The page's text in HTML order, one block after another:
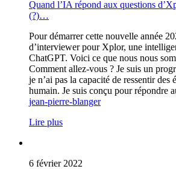
Quand l’IA répond aux questions
(?)…
Pour démarrer cette nouvelle année
d’interviewer pour Xplor, une
ChatGPT. Voici ce que nous nous
Comment allez-vous ? Je suis un
je n’ai pas la capacité de ressentir des
humain. Je suis conçu pour répondre
jean-pierre-blanger
Lire plus
6 février 2022